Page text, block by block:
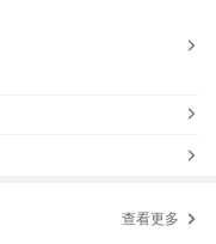
查看更多